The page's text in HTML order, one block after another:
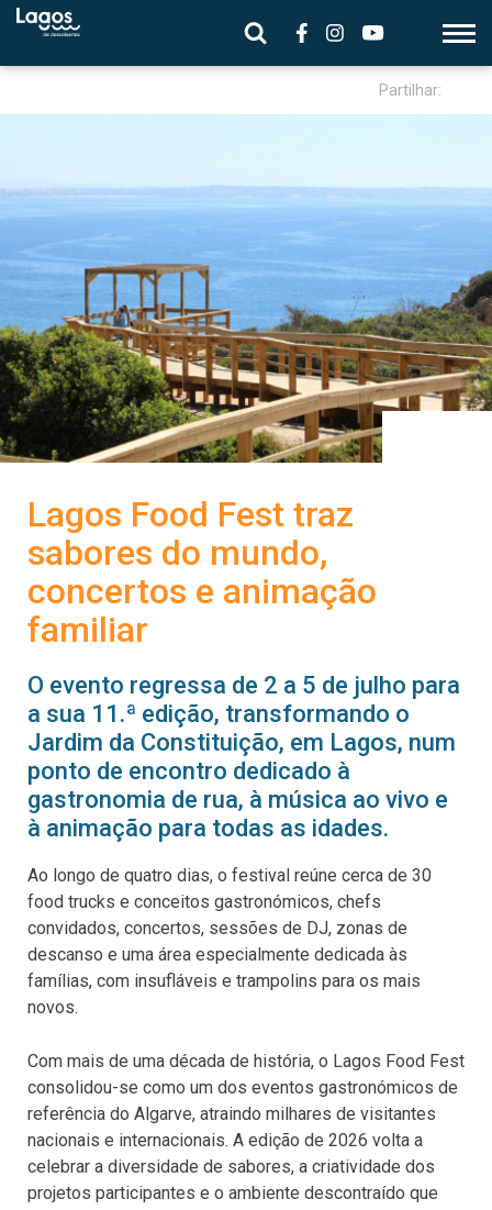
Partilhar:
Lagos Food Fest traz
sabores do mundo,
concertos e animação
familiar
O evento regressa de 2 a 5 de julho para
a sua 11.ª edição, transformando o
Jardim da Constituição, em Lagos, num
ponto de encontro dedicado à
gastronomia de rua, à música ao vivo e
à animação para todas as idades.
Ao longo de quatro dias, o festival reúne cerca de 30
food trucks e conceitos gastronómicos, chefs
convidados, concertos, sessões de DJ, zonas de
descanso e uma área especialmente dedicada às
famílias, com insufláveis e trampolins para os mais
novos.
Com mais de uma década de história, o Lagos Food Fest
consolidou-se como um dos eventos gastronómicos de
referência do Algarve, atraindo milhares de visitantes
nacionais e internacionais. A edição de 2026 volta a
celebrar a diversidade de sabores, a criatividade dos
projetos participantes e o ambiente descontraído que